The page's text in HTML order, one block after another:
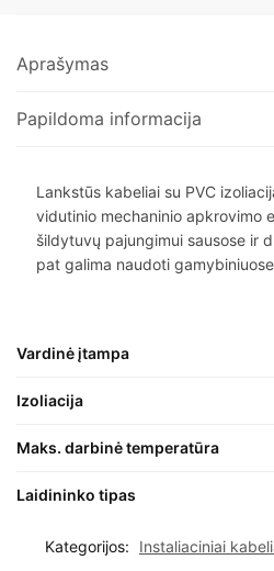
Aprašymas
Papildoma informacija
Lankstūs kabeliai su PVC
vidutinio mechaninio apkrovimo
šildytuvų pajungimui sausose ir
pat galima naudoti
Vardinė įtampa
Izoliacija
Maks. darbinė temperatūra
Laidininko tipas
Kategorijos: Instaliaciniai